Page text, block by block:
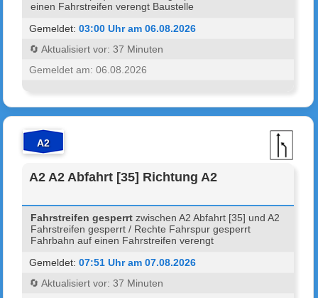
einen Fahrstreifen verengt Baustelle
Gemeldet:03:00 Uhr am 06.08.2026
🔄 Aktualisiert vor: 37 Minuten
Gemeldet am: 06.08.2026
A2
A2 A2 Abfahrt [35] Richtung A2
Fahrstreifen gesperrt zwischen A2 Abfahrt [35] und A2
Fahrstreifen gesperrt / Rechte Fahrspur gesperrt
Fahrbahn auf einen Fahrstreifen verengt
Gemeldet:07:51 Uhr am 07.08.2026
🔄 Aktualisiert vor: 37 Minuten